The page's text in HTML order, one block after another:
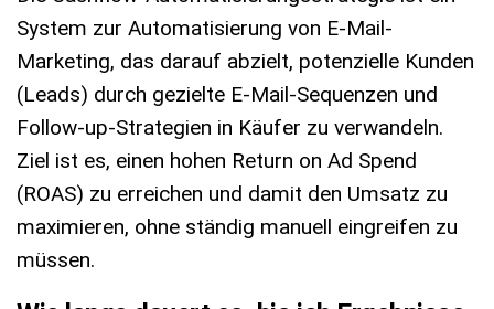
System zur Automatisierung von E-Mail-
Marketing, das darauf abzielt, potenzielle Kunden
(Leads) durch gezielte E-Mail-Sequenzen und
Follow-up-Strategien in Käufer zu verwandeln.
Ziel ist es, einen hohen Return on Ad Spend
(ROAS) zu erreichen und damit den Umsatz zu
maximieren, ohne ständig manuell eingreifen zu
müssen.